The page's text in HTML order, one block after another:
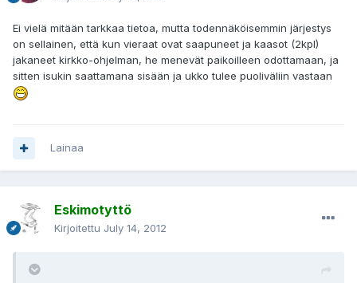
Ei vielä mitään tarkkaa tietoa, mutta todennäköisemmin järjestys
on sellainen, että kun vieraat ovat saapuneet ja kaasot (2kpl)
jakaneet kirkko-ohjelman, he menevät paikoilleen odottamaan, ja
sitten isukin saattamana sisään ja ukko tulee puoliväliin vastaan
Lainaa
Eskimotyttö
Kirjoitettu July 14, 2012